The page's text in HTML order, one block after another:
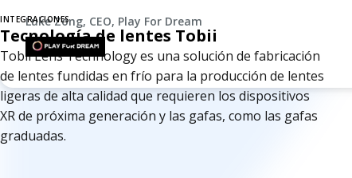
Luke Zong, CEO, Play For Dream
INTEGRACIONES
Tecnología de lentes Tobii
Tobii Lens Technology es una solución de fabricación
de lentes fundidas en frío para la producción de lentes
ligeras de alta calidad que requieren los dispositivos
XR de próxima generación y las gafas, como las gafas
graduadas.